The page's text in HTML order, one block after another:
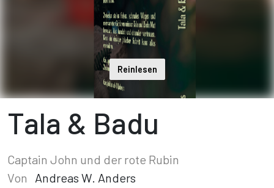
Reinlesen
Tala & Badu
Captain John und der rote Rubin
Von
Andreas W. Anders